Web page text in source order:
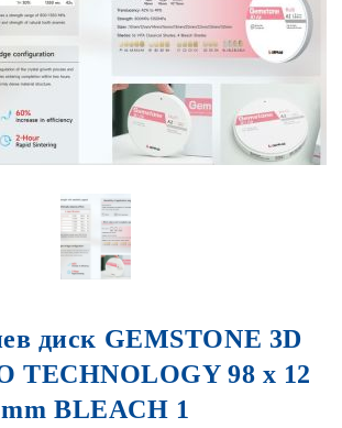
диск GEMSTONE 3D
TECHNOLOGY 98 x 12
mm BLEACH 1